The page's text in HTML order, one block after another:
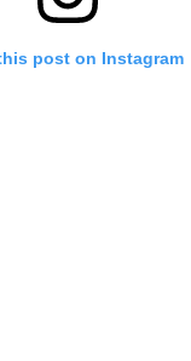
post on Instagram